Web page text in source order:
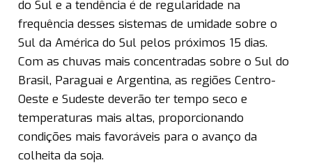
do Sul e a tendência é de regularidade na
frequência desses sistemas de umidade sobre o
Sul da América do Sul pelos próximos 15 dias.
Com as chuvas mais concentradas sobre o Sul do
Brasil, Paraguai e Argentina, as regiões Centro-
Oeste e Sudeste deverão ter tempo seco e
temperaturas mais altas, proporcionando
condições mais favoráveis para o avanço da
colheita da soja.